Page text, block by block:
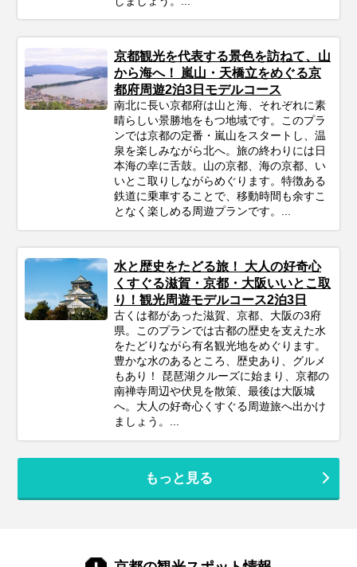
京都観光を代表する景色を訪ねて、山
から海へ！ 嵐山・天橋立をめぐる京
都府周遊2泊3日モデルコース
南北に長い京都府は山と海、それぞれに素
晴らしい景勝地をもつ地域です。このプラ
ンでは京都の定番・嵐山をスタートし、温
泉を楽しみながら北へ。旅の終わりには日
本海の幸に舌鼓。山の京都、海の京都、い
いとこ取りしながらめぐります。特徴ある
鉄道に乗車することで、移動時間も余すこ
となく楽しめる周遊プランです。...
水と歴史をたどる旅！ 大人の好奇心
くすぐる滋賀・京都・大阪いいとこ取
り！観光周遊モデルコース2泊3日
古くは都があった滋賀、京都、大阪の3府
県。このプランでは古都の歴史を支えた水
をたどりながら有名観光地をめぐります。
豊かな水のあるところ、歴史あり、グルメ
もあり！ 琵琶湖クルーズに始まり、京都の
南禅寺周辺や伏見を散策、最後は大阪城
へ。大人の好奇心くすぐる周遊旅へ出かけ
ましょう。...
もっと見る